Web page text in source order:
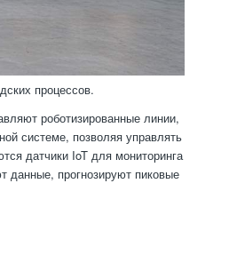
процессов.
роботизированные линии,
системе, позволяя управлять
датчики IoT для мониторинга
данные, прогнозируют пиковые